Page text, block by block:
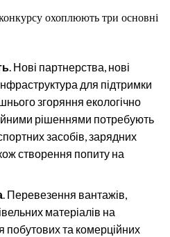
охоплюють три основні
. Нові партнерства, нові
для підтримки
згоряння екологічно
рішеннями потребують
засобів, зарядних
створення попиту на
. Перевезення вантажів,
матеріалів на
побутових та комерційних